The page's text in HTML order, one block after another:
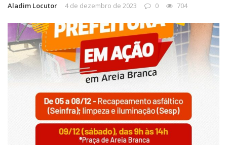
Aladim Locutor 4 de dezembro de 2023 0 704